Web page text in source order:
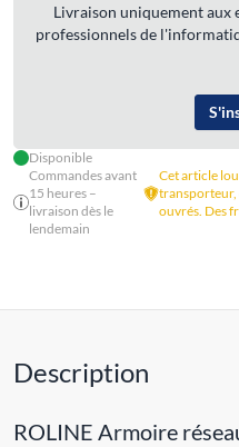
Livraison uniquement
professionnels de
Disponible
Commandes avant
15 heures –
livraison dès le
lendemain
Cet article
transporteur,
ouvrés. Des
Description
ROLINE Armoire